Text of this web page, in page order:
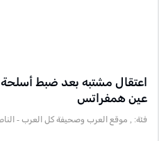
اعتقال مشتبه بعد ضبط أسلحة
عين همفراتس
فئة: , موقع العرب وصحيفة كل العرب - الناصرة , 2017-07-19